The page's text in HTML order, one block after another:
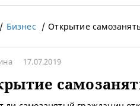
Бизнес Открытие
17.07.2019